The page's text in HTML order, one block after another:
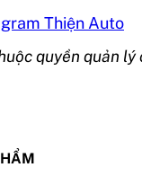
Thiện Auto
quyền quản lý